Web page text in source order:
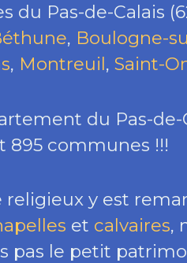
du Pas-de-Calais
, Boulogne-
, Montreuil, Saint-
du Pas-de-
895 communes !!!
y est
et calvaires,
pas le petit